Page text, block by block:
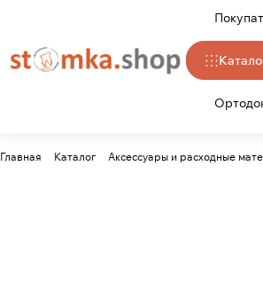
Главная Каталог Аксессуары и расходные